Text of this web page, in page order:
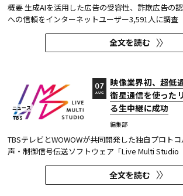
概要 生成AIを活用した広告の受容性、詐欺広告の
への信頼をインターネットユーザー3,591人に調査
件が整えば活用してよい」が52.0%。AI活用の明示
明性への配慮が受容の前提になる。 ・詐欺広告は
知があり、過去1年以内の接触経験は10～20％台。
全文を読む
ニュース
TBS
映像業界初、超低
衛星通信を使った
る生中継に成功
編集部
07
AUG
TBSテレビとWOWOWが共同開発した独自プロト
声・制御信号伝送ソフトウェア「Live Multi Studio
が、JCOM株式会社（以下、J:COM）の生中継の特
た。2026年6月16日にJ:COMが放送した『北海道神
おいて、J:COMチャンネル（※1）、地域情報アプ
全文を読む